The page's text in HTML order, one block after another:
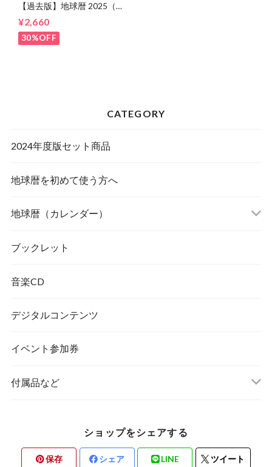
【過去版】地球暦 2025（四
¥2,660
30%OFF
CATEGORY
2024年度版セット商品
地球暦を初めて使う方へ
地球暦（カレンダー）
ブックレット
音楽CD
デジタルコンテンツ
イベント参加券
付属品など
ショップをシェアする
保存 シェア LINE ツイート